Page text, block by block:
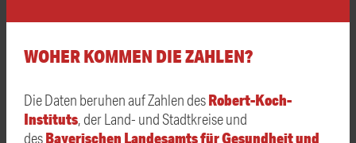
WOHER KOMMEN DIE ZAHLEN?
Die Daten beruhen auf Zahlen desRobert-Koch-
Instituts, der Land- und Stadtkreise und
desBayerischen Landesamts für Gesundheit und